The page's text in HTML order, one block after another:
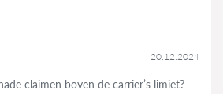
20.12.2024
claimen boven de carrier’s limiet?